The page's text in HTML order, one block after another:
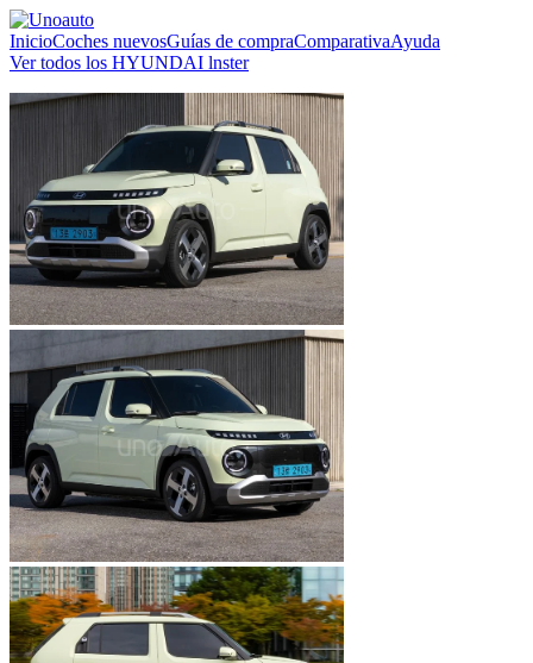
InicioCoches nuevosGuías de compraComparativaAyuda
Ver todos los HYUNDAI lnster